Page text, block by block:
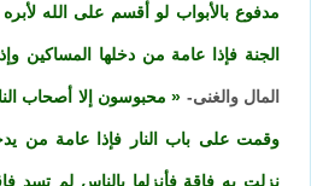
مدفوع بالأبواب لو أقسم على الله لأبره
الجنة فإذا عامة من دخلها المساكين
المال والغنى- محبوسون إلا أصحاب
وقمت على باب النار فإذا عامة من
نزلت به فاقة فأنزلها بالناس لم تسد